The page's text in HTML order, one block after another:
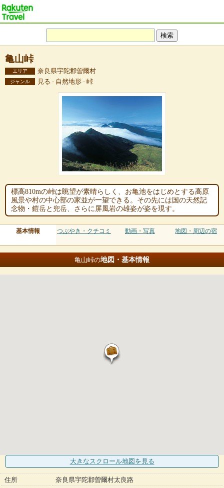
亀山峠
エリア 奈良県宇陀郡曽爾村
ジャンル 見る - 自然地形 - 峠
標高810mの峠は眺望が素晴らしく、お亀池をはじめとする高原
風景や村の中心部の家並が一望できる。その先には国の天然記
念物・鎧岳と兜岳、さらに屏風岩の雄姿が姿を現す。
基本情報 つぶやき・クチコミ 動画・写真 地図・周辺の宿
亀山峠の地図・基本情報
大きなスクロール地図 を見る
住所
奈良県宇陀郡曽爾村太良路